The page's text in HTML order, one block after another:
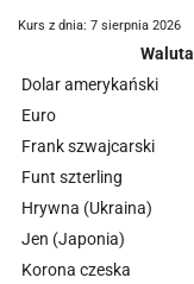
Kurs z dnia: 7 sierpnia 2026
Waluta
Dolar amerykański
Euro
Frank szwajcarski
Funt szterling
Hrywna (Ukraina)
Jen (Japonia)
Korona czeska